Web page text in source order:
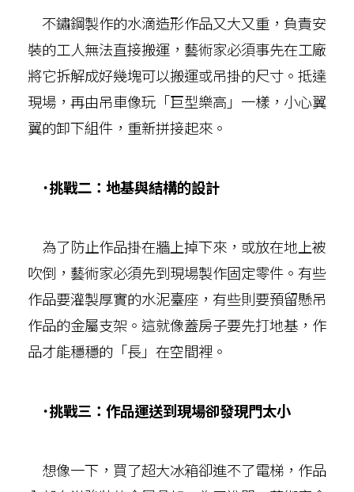
不鏽鋼製作的水滴造形作品又大又重，負責安
裝的工人無法直接搬運，藝術家必須事先在工廠
將它拆解成好幾塊可以搬運或吊掛的尺寸。抵達
現場，再由吊車像玩「巨型樂高」一樣，小心翼
翼的卸下組件，重新拼接起來。
˙挑戰二：地基與結構的設計
為了防止作品掛在牆上掉下來，或放在地上被
吹倒，藝術家必須先到現場製作固定零件。有些
作品要灌製厚實的水泥臺座，有些則要預留懸吊
作品的金屬支架。這就像蓋房子要先打地基，作
品才能穩穩的「長」在空間裡。
˙挑戰三：作品運送到現場卻發現門太小
想像一下，買了超大冰箱卻進不了電梯，作品